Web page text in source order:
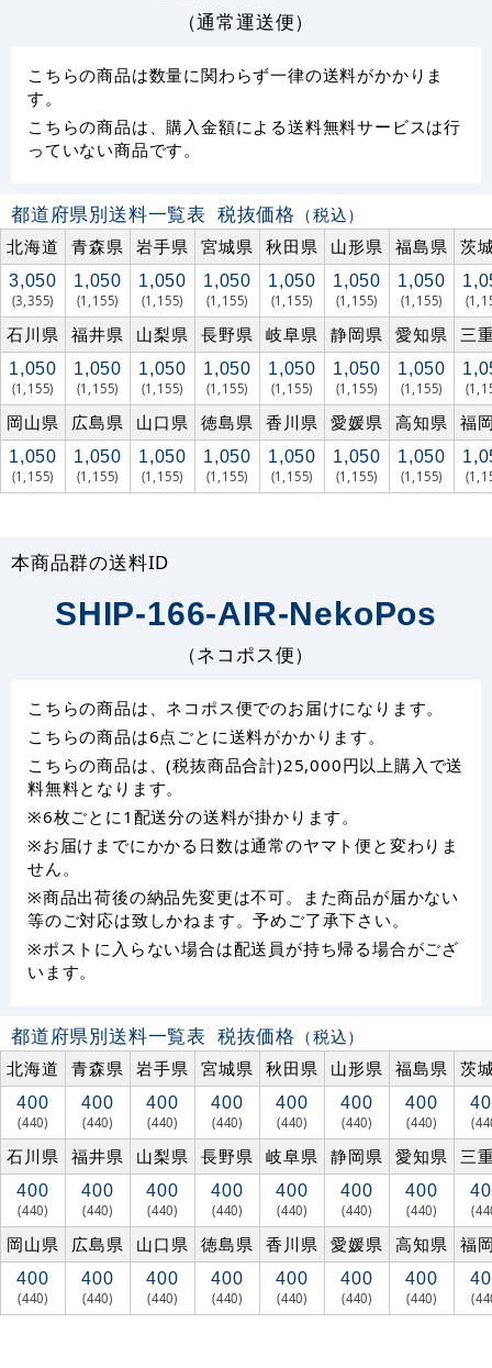
（通常運送便）
こちらの商品は数量に関わらず一律の送料がかかりま
す。
こちらの商品は、購入金額による送料無料サービスは行
っていない商品です。
都道府県別送料一覧表 税抜価格 （税込）
北海道
青森県 岩手県 宮城県 秋田県 山形県 福島県 茨
3,050
(3,355)
1,050
(1,155)
1,050
(1,155)
1,050
(1,155)
1,050
(1,155)
1,050
(1,155)
1,050
(1,155)
石川県 福井県 山梨県 長野県 岐阜県 静岡県 愛知県 三
1,050
(1,155)
1,050
(1,155)
1,050
(1,155)
1,050
(1,155)
1,050
(1,155)
1,050
(1,155)
1,050
(1,155)
岡山県 広島県 山口県 徳島県 香川県 愛媛県 高知県 福
1,050
(1,155)
1,050
(1,155)
1,050
(1,155)
1,050
(1,155)
1,050
(1,155)
1,050
(1,155)
1,050
(1,155)
本商品群の送料ID
SHIP-166-AIR-NekoPos
（ネコポス便）
こちらの商品は、ネコポス便でのお届けになります。
こちらの商品は6点ごとに送料がかかります。
こちらの商品は、(税抜商品合計)25,000円以上購入で送
料無料となります。
※6枚ごとに1配送分の送料が掛かります。
※お届けまでにかかる日数は通常のヤマト便と変わりま
せん。
※商品出荷後の納品先変更は不可。また商品が届かない
等のご対応は致しかねます。予めご了承下さい。
※ポストに入らない場合は配送員が持ち帰る場合がござ
います。
都道府県別送料一覧表 税抜価格 （税込）
北海道
青森県 岩手県 宮城県 秋田県 山形県 福島県 茨
400
(440)
400
(440)
400
(440)
400
(440)
400
(440)
400
(440)
400
(440)
石川県 福井県 山梨県 長野県 岐阜県 静岡県 愛知県 三
400
(440)
400
(440)
400
(440)
400
(440)
400
(440)
400
(440)
400
(440)
岡山県 広島県 山口県 徳島県 香川県 愛媛県 高知県 福
400
(440)
400
(440)
400
(440)
400
(440)
400
(440)
400
(440)
400
(440)